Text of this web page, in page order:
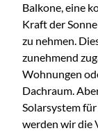
Balkone, eine
Kraft der
zu nehmen.
zunehmend
Wohnungen
Dachraum.
Solarsystem
werden wir die